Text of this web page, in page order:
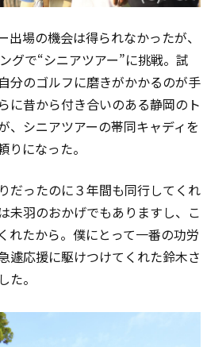
出場の機会は得られなかったが、
グで“シニアツアー”に挑戦。試
分のゴルフに磨きがかかるのが手
に昔から付き合いのある静岡のト
、シニアツアーの帯同キャディを
になった。
だったのに３年間も同行してくれ
未羽のおかげでもありますし、こ
れたから。僕にとって一番の功労
遽応援に駆けつけてくれた鈴木さ
た。